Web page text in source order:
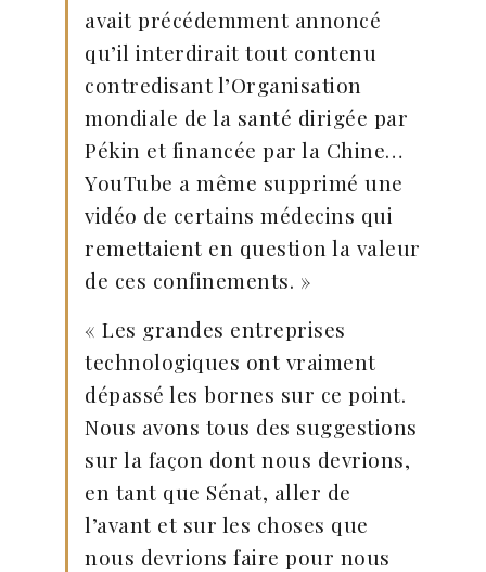
avait précédemment annoncé
qu’il interdirait tout contenu
contredisant l’Organisation
mondiale de la santé dirigée par
Pékin et financée par la Chine…
YouTube a même supprimé une
vidéo de certains médecins qui
remettaient en question la valeur
de ces confinements. »
« Les grandes entreprises
technologiques ont vraiment
dépassé les bornes sur ce point.
Nous avons tous des suggestions
sur la façon dont nous devrions,
en tant que Sénat, aller de
l’avant et sur les choses que
nous devrions faire pour nous